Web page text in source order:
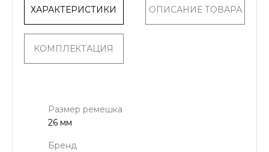
ХАРАКТЕРИСТИКИ ОПИСАНИЕ ТОВАРА
КОМПЛЕКТАЦИЯ
Размер ремешка
26 мм
Бренд